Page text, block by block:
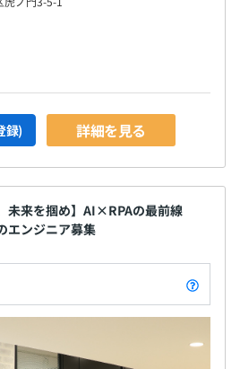
録) 詳細を見る
未来を掴め】AI×RPAの最前線
エンジニア募集